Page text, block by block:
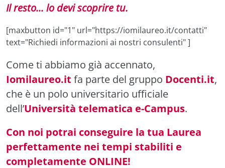
Il resto... lo devi scoprire tu.
[maxbutton id="1" url="https://iomilaureo.it/contatti"
text="Richiedi informazioni ai nostri consulenti" ]
Come ti abbiamo già accennato,
Iomilaureo.it fa parte del gruppo Docenti.it,
che è un polo universitario ufficiale
dell’Università telematica e-Campus.
Con noi potrai conseguire la tua Laurea
perfettamente nei tempi stabiliti e
completamente ONLINE!